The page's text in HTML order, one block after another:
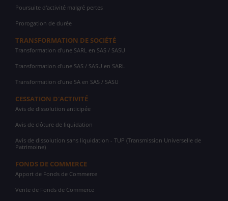
Poursuite d'activité malgré pertes
Prorogation de durée
TRANSFORMATION DE SOCIÉTÉ
Transformation d'une SARL en SAS / SASU
Transformation d'une SAS / SASU en SARL
Transformation d'une SA en SAS / SASU
CESSATION D'ACTIVITÉ
Avis de dissolution anticipée
Avis de clôture de liquidation
Avis de dissolution sans liquidation - TUP (Transmission Universelle de
Patrimoine)
FONDS DE COMMERCE
Apport de Fonds de Commerce
Vente de Fonds de Commerce